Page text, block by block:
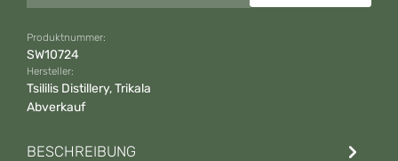
Produktnummer:
SW10724
Hersteller:
Tsililis Distillery, Trikala
Abverkauf
BESCHREIBUNG